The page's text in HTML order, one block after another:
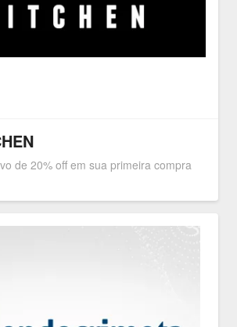
de 20% off em sua primeira compra